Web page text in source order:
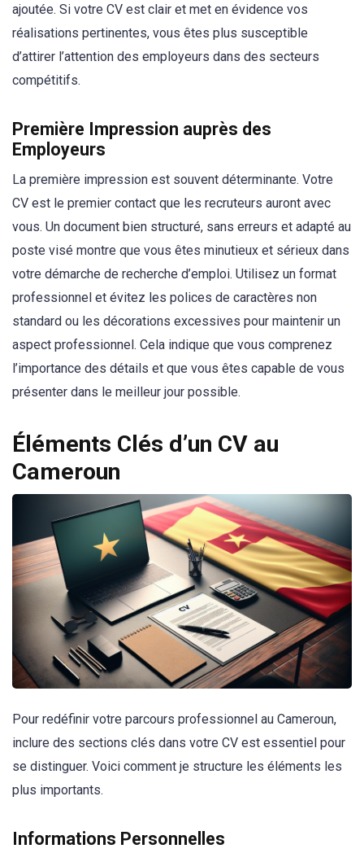
ajoutée. Si votre CV est clair et met en évidence vos
réalisations pertinentes, vous êtes plus susceptible
d’attirer l’attention des employeurs dans des secteurs
compétitifs.
Première Impression auprès des
Employeurs
La première impression est souvent déterminante. Votre
CV est le premier contact que les recruteurs auront avec
vous. Un document bien structuré, sans erreurs et adapté au
poste visé montre que vous êtes minutieux et sérieux dans
votre démarche de recherche d’emploi. Utilisez un format
professionnel et évitez les polices de caractères non
standard ou les décorations excessives pour maintenir un
aspect professionnel. Cela indique que vous comprenez
l’importance des détails et que vous êtes capable de vous
présenter dans le meilleur jour possible.
Éléments Clés d’un CV au
Cameroun
Pour redéfinir votre parcours professionnel au Cameroun,
inclure des sections clés dans votre CV est essentiel pour
se distinguer. Voici comment je structure les éléments les
plus importants.
Informations Personnelles